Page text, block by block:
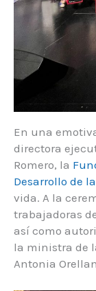
En una
directora
Romero, la
Desarrollo de
vida. A la
trabajadoras
así como
la ministra de
Antonia